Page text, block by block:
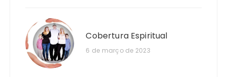
Cobertura Espiritual
6 de março de 2023